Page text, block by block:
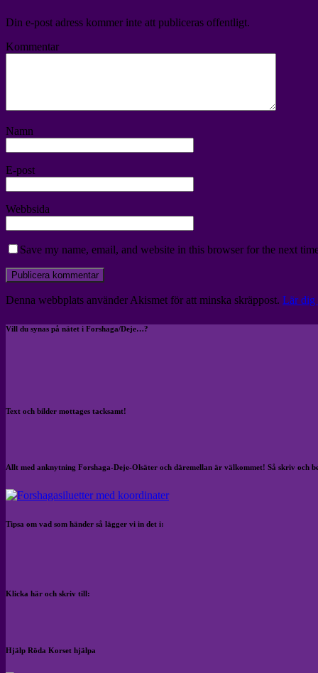
Din e-post adress kommer inte att publiceras offentligt.
Kommentar
Namn
E-post
Webbsida
Save my name, email, and website in this browser for the next
Denna webbplats använder Akismet för att minska skräppost. Lär dig
Vill du synas på nätet i Forshaga/Deje…?
Text och bilder mottages tacksamt!
Allt med anknytning Forshaga-Deje-Olsäter och däremellan är välkommet! Så skriv och
Tipsa om vad som händer så lägger vi in det i:
Klicka här och skriv till:
Hjälp Röda Korset hjälpa